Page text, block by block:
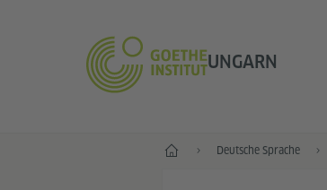
UNGARN
Start Deutsche Sprache